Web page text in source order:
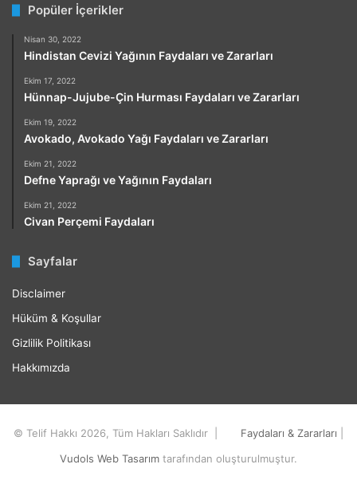
Popüler İçerikler
Nisan 30, 2022
Hindistan Cevizi Yağının Faydaları ve Zararları
Ekim 17, 2022
Hünnap-Jujube-Çin Hurması Faydaları ve Zararları
Ekim 19, 2022
Avokado, Avokado Yağı Faydaları ve Zararları
Ekim 21, 2022
Defne Yaprağı ve Yağının Faydaları
Ekim 21, 2022
Civan Perçemi Faydaları
Sayfalar
Disclaimer
Hüküm & Koşullar
Gizlilik Politikası
Hakkımızda
© Telif Hakkı 2026, Tüm Hakları Saklıdır | Faydaları & Zararları
Vudols Web Tasarım tarafından oluşturulmuştur.